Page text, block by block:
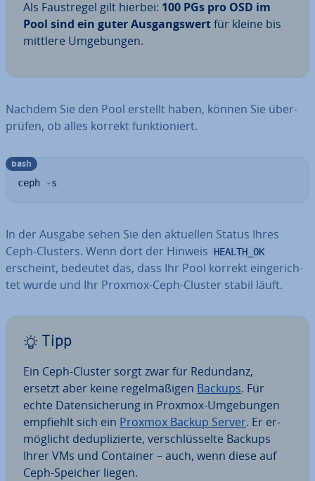
Als Faust­re­gel gilt hierbei: 100 PGs pro OSD im
Pool sind ein guter Aus­gangs­wertfür kleine bis
mittlere Um­ge­bun­gen.
Nachdem Sie den Pool erstellt haben, können Sie über­
prü­fen, ob alles korrekt funk­tio­niert.
ceph -s
bash
In der Ausgabe sehen Sie den aktuellen Status Ihres
Ceph-Clusters. Wenn dort der Hinweis
HEALTH_OK
erscheint, bedeutet das, dass Ihr Pool korrekt ein­ge­rich­
tet wurde und Ihr Proxmox-Ceph-Cluster stabil läuft.
Tipp
Ein Ceph-Cluster sorgt zwar für Redundanz,
ersetzt aber keine re­gel­mä­ßi­gen Backups. Für
echte Da­ten­si­che­rung in Proxmox-Um­ge­bun­gen
empfiehlt sich ein Proxmox Backup Server. Er er­
mög­licht de­du­pli­zier­te, ver­schlüs­sel­te Backups
Ihrer VMs und Container – auch, wenn diese auf
Ceph-Speicher liegen.